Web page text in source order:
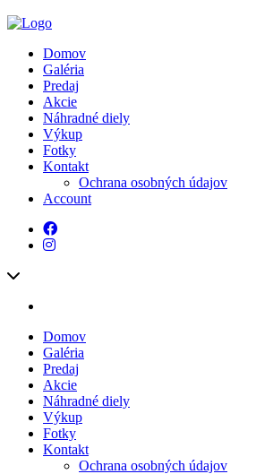
Domov
Galéria
Predaj
Akcie
Náhradné diely
Výkup
Fotky
Kontakt
Ochrana osobných údajov
Account
Domov
Galéria
Predaj
Akcie
Náhradné diely
Výkup
Fotky
Kontakt
Ochrana osobných údajov